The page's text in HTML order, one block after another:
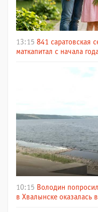
13:15 841 саратовская
маткапитал с начала
10:15 Володин
в Хвалынске оказалась